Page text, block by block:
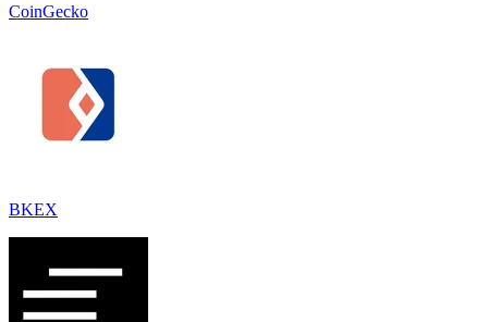
CoinGecko
BKEX